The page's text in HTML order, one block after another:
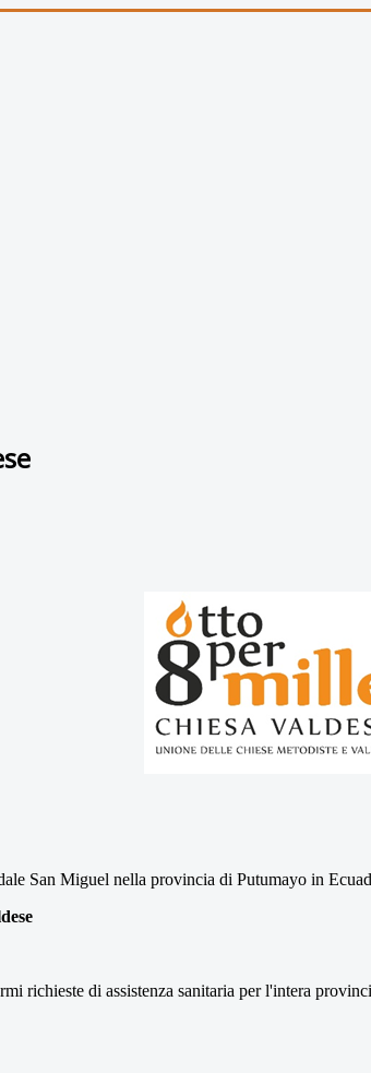
San Miguel nella provincia di Putumayo in
richieste di assistenza sanitaria per l'intera